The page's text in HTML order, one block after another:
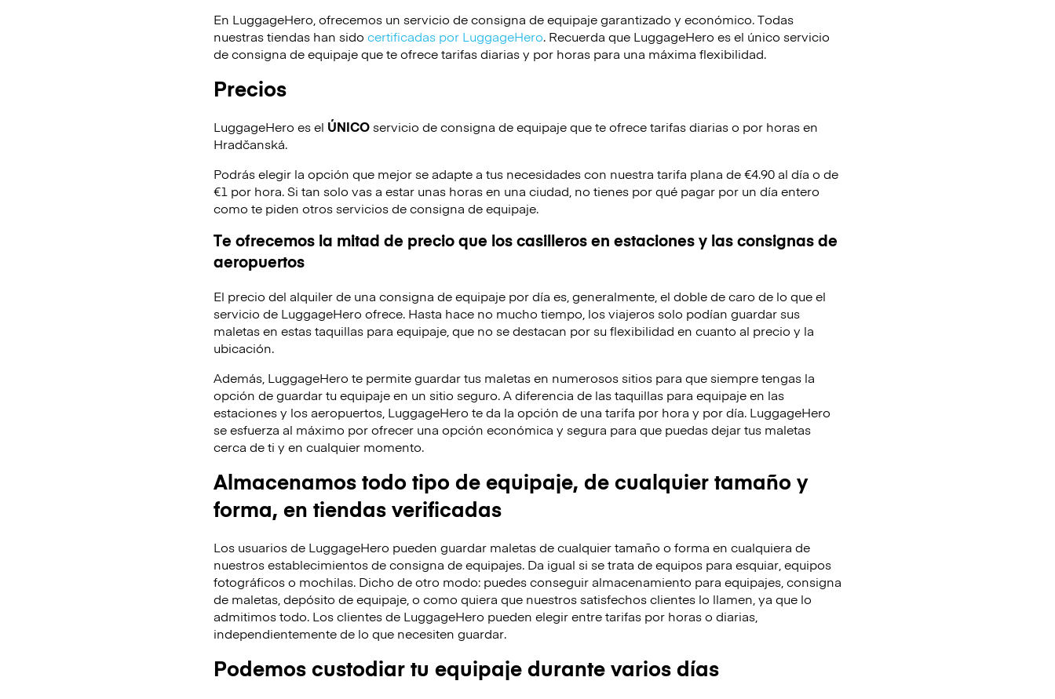
En LuggageHero, ofrecemos un servicio de consigna de equipaje garantizado y económico. Todas
nuestras tiendas han sido certificadas por LuggageHero. Recuerda que LuggageHero es el único servicio
de consigna de equipaje que te ofrece tarifas diarias y por horas para una máxima flexibilidad.
Precios
LuggageHero es el ÚNICOservicio de consigna de equipaje que te ofrece tarifas diarias o por horas en
Hradčanská.
Podrás elegir la opción que mejor se adapte a tus necesidades con nuestra tarifa plana de €4.90 al día o de
€1 por hora. Si tan solo vas a estar unas horas en una ciudad, no tienes por qué pagar por un día entero
como te piden otros servicios de consigna de equipaje.
Te ofrecemos la mitad de precio que los casilleros en estaciones y las consignas de
aeropuertos
El precio del alquiler de una consigna de equipaje por día es, generalmente, el doble de caro de lo que el
servicio de LuggageHero ofrece. Hasta hace no mucho tiempo, los viajeros solo podían guardar sus
maletas en estas taquillas para equipaje, que no se destacan por su flexibilidad en cuanto al precio y la
ubicación.
Además, LuggageHero te permite guardar tus maletas en numerosos sitios para que siempre tengas la
opción de guardar tu equipaje en un sitio seguro. A diferencia de las taquillas para equipaje en las
estaciones y los aeropuertos, LuggageHero te da la opción de una tarifa por hora y por día. LuggageHero
se esfuerza al máximo por ofrecer una opción económica y segura para que puedas dejar tus maletas
cerca de ti y en cualquier momento.
Almacenamos todo tipo de equipaje, de cualquier tamaño y
forma, en tiendas verificadas
Los usuarios de LuggageHero pueden guardar maletas de cualquier tamaño o forma en cualquiera de
nuestros establecimientos de consigna de equipajes. Da igual si se trata de equipos para esquiar, equipos
fotográficos o mochilas. Dicho de otro modo: puedes conseguir almacenamiento para equipajes, consigna
de maletas, depósito de equipaje, o como quiera que nuestros satisfechos clientes lo llamen, ya que lo
admitimos todo. Los clientes de LuggageHero pueden elegir entre tarifas por horas o diarias,
independientemente de lo que necesiten guardar.
Podemos custodiar tu equipaje durante varios días